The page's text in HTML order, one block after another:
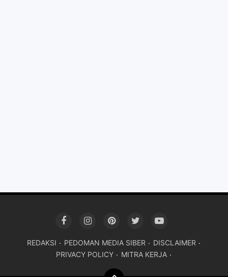
REDAKSI PEDOMAN MEDIA SIBER
DISCLAIMER
PRIVACY POLICY
MITRA KERJA